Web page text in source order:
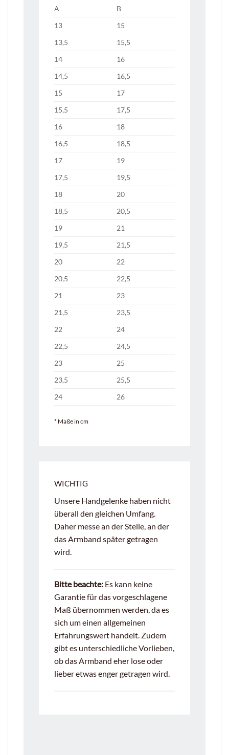
A
B
13
15
13,5
15,5
14
16
14,5
16,5
15
17
15,5
17,5
16
18
16,5
18,5
17
19
17,5
19,5
18
20
18,5
20,5
19
21
19,5
21,5
20
22
20,5
22,5
21
23
21,5
23,5
22
24
22,5
24,5
23
25
23,5
25,5
24
26
* Maße in cm
WICHTIG
Unsere Handgelenke haben nicht
überall den gleichen Umfang.
Daher messe an der Stelle, an der
das Armband später getragen
wird.
Bitte beachte: Es kann keine
Garantie für das vorgeschlagene
Maß übernommen werden, da es
sich um einen allgemeinen
Erfahrungswert handelt. Zudem
gibt es unterschiedliche Vorlieben,
ob das Armband eher lose oder
lieber etwas enger getragen wird.